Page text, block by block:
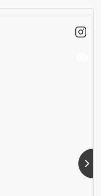
04.07.2022